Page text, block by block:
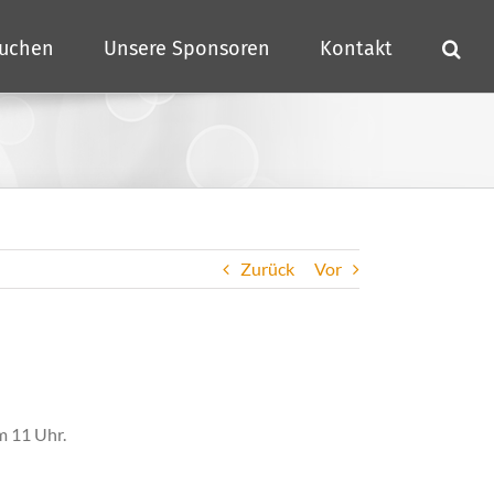
Unsere Sponsoren Kontakt
Zurück Vor
11 Uhr.